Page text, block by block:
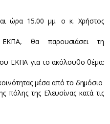
ώρα 15.00 μμ. ο κ. Χρήστος
ΕΚΠΑ, θα παρουσιάσει τη
ΕΚΠΑ για το ακόλουθο θέμα:
μέσα από το δημόσιο
πόλης της Ελευσίνας κατά τις